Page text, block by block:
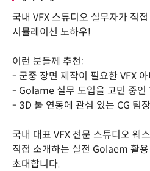
국내 VFX 스튜디오 실무자가 직
시뮬레이션 노하우!
이런 분들께 추천:
- 군중 장면 제작이 필요한 VFX
- Golame 실무 도입을 고민 중인
- 3D 툴 연동에 관심 있는 CG 팀장
국내 대표 VFX 전문 스튜디오 웨
직접 소개하는 실전 Golaem 활
초대합니다.